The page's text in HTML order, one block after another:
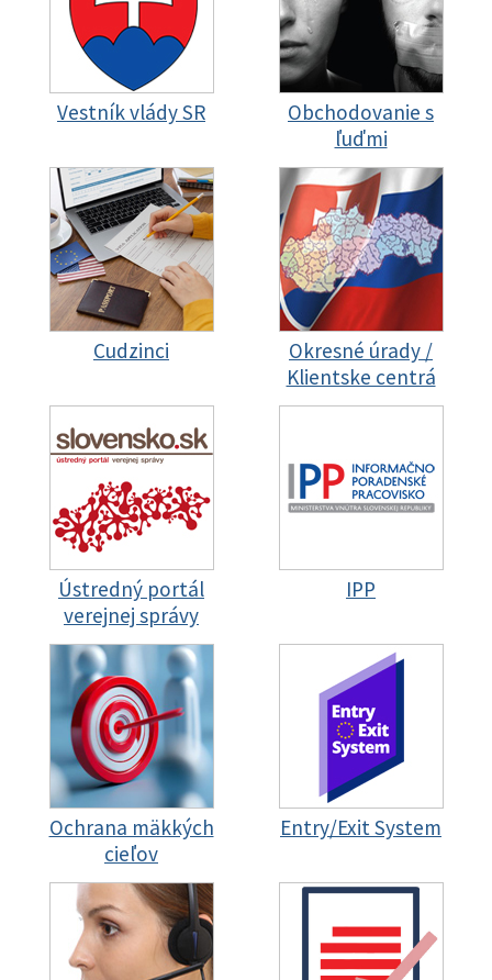
Vestník vlády SR
Obchodovanie s
ľuďmi
Cudzinci
Okresné úrady /
Klientske centrá
Ústredný portál
verejnej správy
IPP
Ochrana mäkkých
cieľov
Entry/Exit System